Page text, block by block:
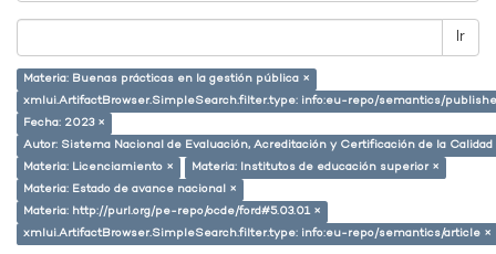
Ir
Materia: Buenas prácticas en la gestión pública ×
xmlui.ArtifactBrowser.SimpleSearch.filter.type: info:eu-repo/semantics/
Fecha: 2023 ×
Autor: Sistema Nacional de Evaluación, Acreditación y Certificación de la
Materia: Licenciamiento ×
Materia: Institutos de educación superior ×
Materia: Estado de avance nacional ×
Materia: http://purl.org/pe-repo/ocde/ford#5.03.01 ×
xmlui.ArtifactBrowser.SimpleSearch.filter.type: info:eu-repo/semantics/article ×